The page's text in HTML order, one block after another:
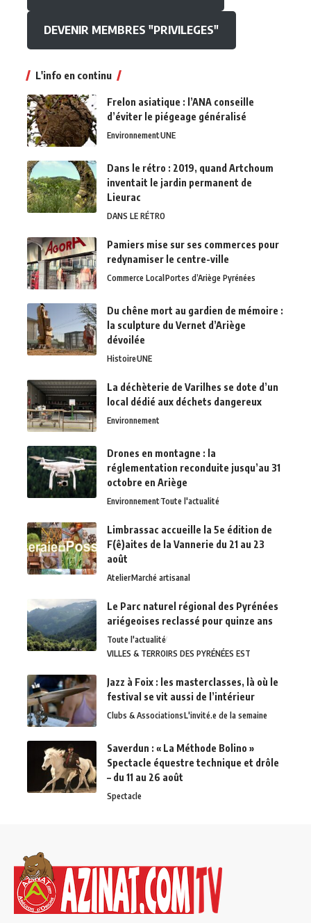
DEVENIR MEMBRES "PRIVILEGES"
L'info en continu
Frelon asiatique : l’ANA conseille
d’éviter le piégeage généralisé
EnvironnementUNE
Dans le rétro : 2019, quand Artchoum
inventait le jardin permanent de
Lieurac
DANS LE RÉTRO
Pamiers mise sur ses commerces pour
redynamiser le centre-ville
Commerce LocalPortes d’Ariège Pyrénées
Du chêne mort au gardien de mémoire :
la sculpture du Vernet d’Ariège
dévoilée
HistoireUNE
La déchèterie de Varilhes se dote d’un
local dédié aux déchets dangereux
Environnement
Drones en montagne : la
réglementation reconduite jusqu’au 31
octobre en Ariège
EnvironnementToute l'actualité
Limbrassac accueille la 5e édition de
F(ê)aites de la Vannerie du 21 au 23
août
AtelierMarché artisanal
Le Parc naturel régional des Pyrénées
ariégeoises reclassé pour quinze ans
Toute l'actualité
VILLES & TERROIRS DES PYRÉNÉES EST
Jazz à Foix : les masterclasses, là où le
festival se vit aussi de l’intérieur
Clubs & AssociationsL'invité.e de la semaine
Saverdun : « La Méthode Bolino »
Spectacle équestre technique et drôle
– du 11 au 26 août
Spectacle